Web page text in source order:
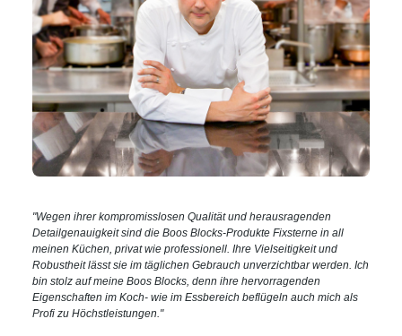
"Wegen ihrer kompromisslosen Qualität und herausragenden
Detailgenauigkeit sind die Boos Blocks-Produkte Fixsterne in all
meinen Küchen, privat wie professionell. Ihre Vielseitigkeit und
Robustheit lässt sie im täglichen Gebrauch unverzichtbar werden. Ich
bin stolz auf meine Boos Blocks, denn ihre hervorragenden
Eigenschaften im Koch- wie im Essbereich beflügeln auch mich als
Profi zu Höchstleistungen."